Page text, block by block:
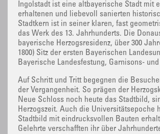
Ingolstadt ist eine altbayerische Stadt mit
erhaltenen und liebevoll sanierten
Stadtkern ist in seiner klaren, fast
das Werk des 13. Jahrhunderts. Die
bayerische Herzogsresidenz, über 300
1800) Sitz der ersten Bayerischen
Bayerische Landesfestung, Garnisons-
Auf Schritt und Tritt begegnen die
der Vergangenheit. So prägen der
Neue Schloss noch heute das Stadtbild,
Herzogszeit. Auch die Universitätsepoche
Stadtbild mit eindrucksvollen Bauten
Gelehrte verschafften ihr über